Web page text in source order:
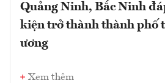
Quảng Ninh, Bắc Ninh
kiện trở thành thành phố
ương
Xem thêm